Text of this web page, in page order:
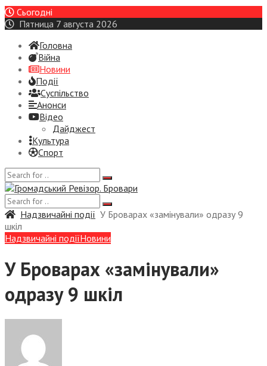
Сьогодні
Пятница 7 августа 2026
Головна
Війна
Новини
Події
Суспiльство
Анонси
Відео
Дайджест
Культура
Спорт
Надзвичайні події У Броварах «замінували» одразу 9
шкіл
Надзвичайні подіїНовини
У Броварах «замінували»
одразу 9 шкіл